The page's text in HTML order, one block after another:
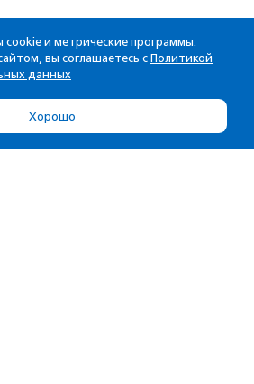
и метрические программы.
вы соглашаетесь с Политикой
данных
Хорошо